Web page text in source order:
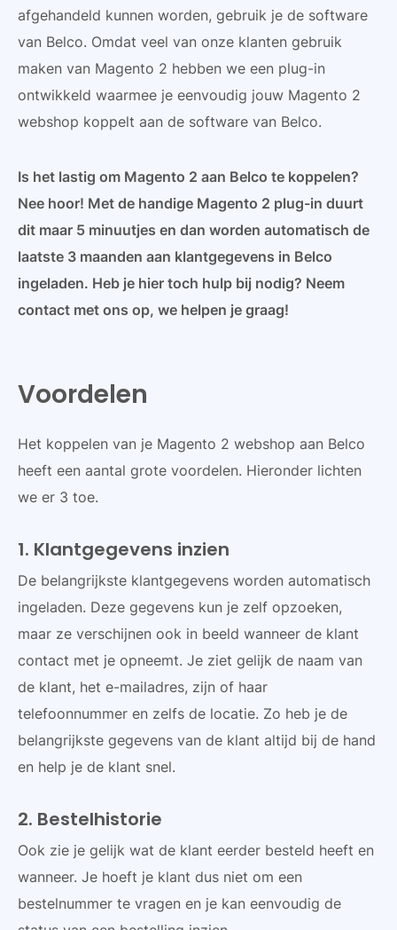
afgehandeld kunnen worden, gebruik je de software
van Belco. Omdat veel van onze klanten gebruik
maken van Magento 2 hebben we een plug-in
ontwikkeld waarmee je eenvoudig jouw Magento 2
webshop koppelt aan de software van Belco.
Is het lastig om Magento 2 aan Belco te koppelen?
Nee hoor! Met de handige Magento 2 plug-in duurt
dit maar 5 minuutjes en dan worden automatisch de
laatste 3 maanden aan klantgegevens in Belco
ingeladen. Heb je hier toch hulp bij nodig? Neem
contact met ons op, we helpen je graag!
Voordelen
Het koppelen van je Magento 2 webshop aan Belco
heeft een aantal grote voordelen. Hieronder lichten
we er 3 toe.
1. Klantgegevens inzien
De belangrijkste klantgegevens worden automatisch
ingeladen. Deze gegevens kun je zelf opzoeken,
maar ze verschijnen ook in beeld wanneer de klant
contact met je opneemt. Je ziet gelijk de naam van
de klant, het e-mailadres, zijn of haar
telefoonnummer en zelfs de locatie. Zo heb je de
belangrijkste gegevens van de klant altijd bij de hand
en help je de klant snel.
2. Bestelhistorie
Ook zie je gelijk wat de klant eerder besteld heeft en
wanneer. Je hoeft je klant dus niet om een
bestelnummer te vragen en je kan eenvoudig de